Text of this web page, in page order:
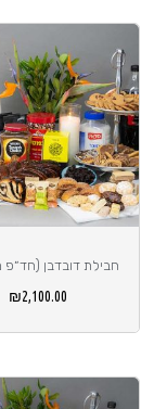
חבילת דובדבן
₪2,100.00